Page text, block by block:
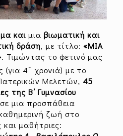
και μια βιωματική και
δράση, με τίτλο: «ΜΙΑ
. Τιμώντας το φετινό μας
(για 4η χρονιά) με το
Μελετών, 45
της Β’ Γυμνασίου
μια προσπάθεια
ζωή στο
μαθήτριες: